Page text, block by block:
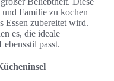
Familie zu kochen
Essen zubereitet wird.
es, die ideale
passt.